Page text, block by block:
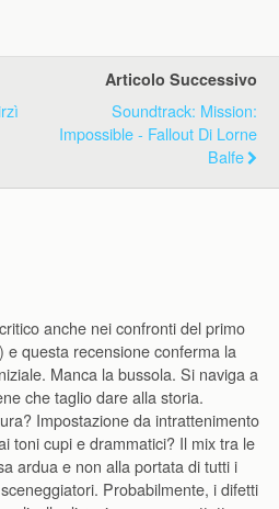
Articolo Successivo
Soundtrack: Mission:
Impossible - Fallout Di Lorne
Balfe
anche nei confronti del primo
e questa recensione conferma la
Manca la bussola. Si naviga a
che taglio dare alla storia.
Impostazione da intrattenimento
toni cupi e drammatici? Il mix tra le
ardua e non alla portata di tutti i
Probabilmente, i difetti